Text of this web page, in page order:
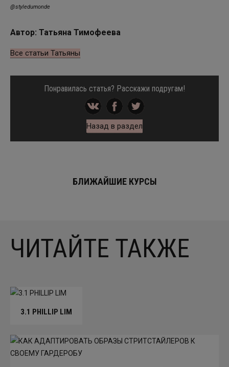
@styledumonde
Автор: Татьяна Тимофеева
Все статьи Татьяны
Понравилась статья? Расскажи подругам!
Назад в раздел
БЛИЖАЙШИЕ КУРСЫ
ЧИТАЙТЕ ТАКЖЕ
3.1 PHILLIP LIM